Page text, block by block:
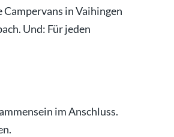
in Vaihingen
Und: Für jeden
im Anschluss.